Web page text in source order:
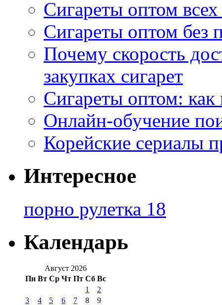
Сигареты оптом
Сигареты оптом без
Почему скорость
закупках сигарет
Сигареты оптом:
Онлайн-обучение
Корейские сериалы
Интересное
порно рулетка 18
Календарь
Август 2026
Пн Вт Ср Чт Пт Сб Вс
1
2
3
4 5 6 7 8
9